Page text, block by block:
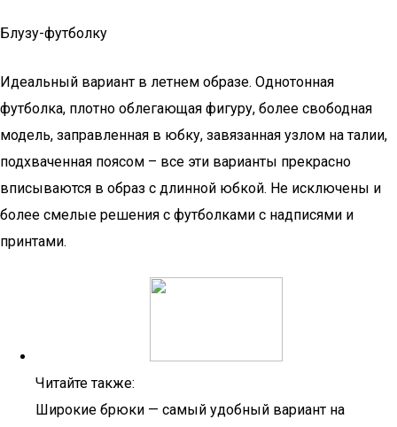
Блузу-футболку
Идеальный вариант в летнем образе. Однотонная
футболка, плотно облегающая фигуру, более свободная
модель, заправленная в юбку, завязанная узлом на талии,
подхваченная поясом – все эти варианты прекрасно
вписываются в образ с длинной юбкой. Не исключены и
более смелые решения с футболками с надписями и
принтами.
Читайте также:
Широкие брюки — самый удобный вариант на